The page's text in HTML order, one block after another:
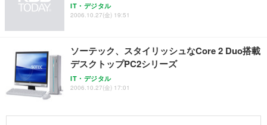
IT・デジタル
2006.10.27(金) 19:51
ソーテック、スタイリッシュなCore 2 Duo搭載
デスクトップPC2シリーズ
IT・デジタル
2006.10.27(金) 17:01